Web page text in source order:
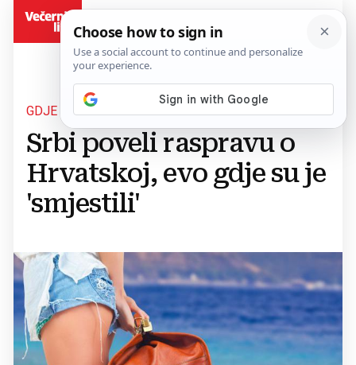
GDJE LJETOVATI?
Srbi poveli raspravu o
Hrvatskoj, evo gdje su je
'smjestili'